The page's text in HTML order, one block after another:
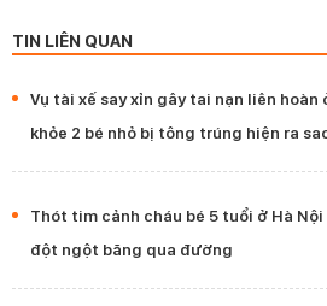
TIN LIÊN QUAN
Vụ tài xế say xỉn gây tai nạn liên hoàn
khỏe 2 bé nhỏ bị tông trúng hiện ra
Thót tim cảnh cháu bé 5 tuổi ở Hà
đột ngột băng qua đường